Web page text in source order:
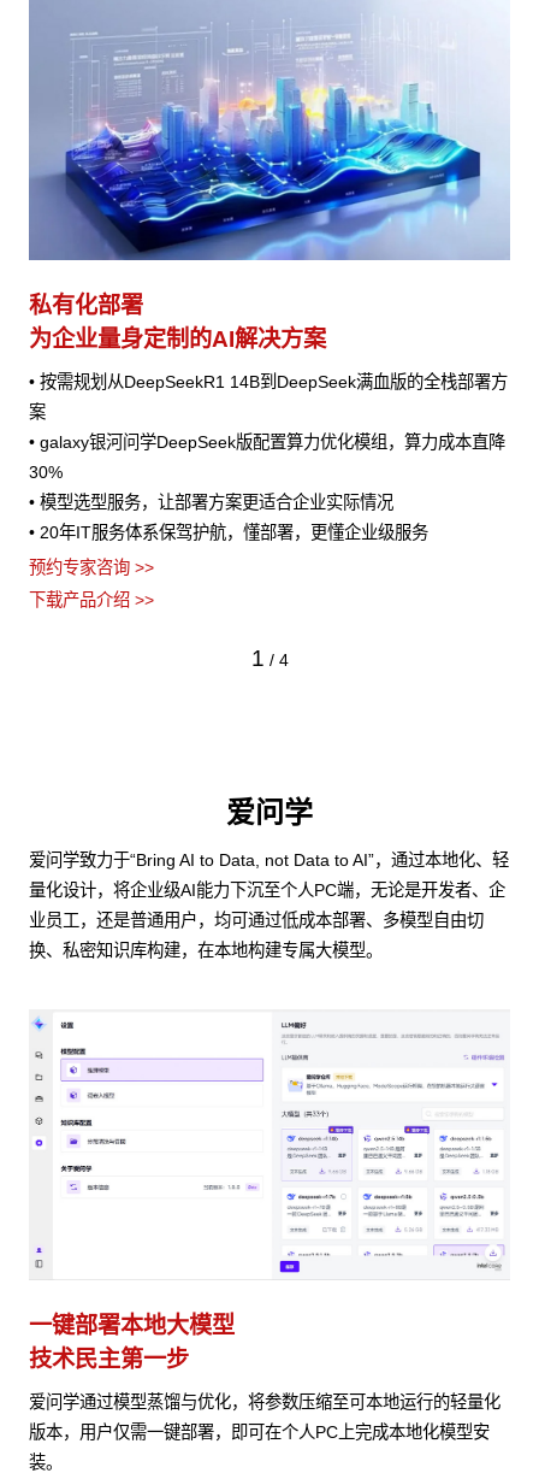
私有化部署
为企业量身定制的AI解决方案
• 按需规划从DeepSeekR1 14B到DeepSeek满血版的全栈部署方
案
• galaxy银河问学DeepSeek版配置算力优化模组，算力成本直降
30%
• 模型选型服务，让部署方案更适合企业实际情况
• 20年IT服务体系保驾护航，懂部署，更懂企业级服务
预约专家咨询 >>
下载产品介绍 >>
1 / 4
爱问学
爱问学致力于“Bring AI to Data, not Data to AI”，通过本地化、轻
量化设计，将企业级AI能力下沉至个人PC端，无论是开发者、企
业员工，还是普通用户，均可通过低成本部署、多模型自由切
换、私密知识库构建，在本地构建专属大模型。
一键部署本地大模型
技术民主第一步
爱问学通过模型蒸馏与优化，将参数压缩至可本地运行的轻量化
版本，用户仅需一键部署，即可在个人PC上完成本地化模型安
装。